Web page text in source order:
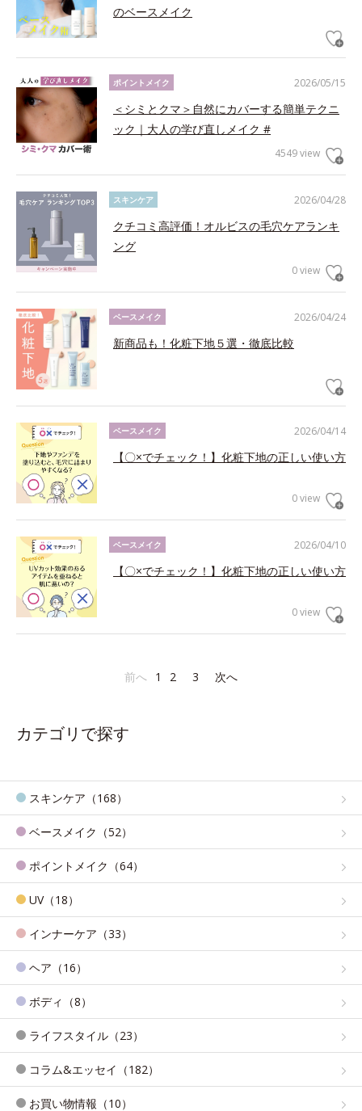
のベースメイク
2026/05/15
ポイントメイク
＜シミとクマ＞自然にカバーする簡単テクニ
ック｜大人の学び直しメイク #
4549 view
2026/04/28
スキンケア
クチコミ高評価！オルビスの毛穴ケアランキ
ング
0 view
2026/04/24
ベースメイク
新商品も！化粧下地５選・徹底比較
2026/04/14
ベースメイク
【〇×でチェック！】化粧下地の正しい使い方
0 view
2026/04/10
ベースメイク
【〇×でチェック！】化粧下地の正しい使い方
0 view
前へ 1 2 3 次へ
カテゴリで探す
スキンケア（168）
ベースメイク（52）
ポイントメイク（64）
UV（18）
インナーケア（33）
ヘア（16）
ボディ（8）
ライフスタイル（23）
コラム&エッセイ（182）
お買い物情報（10）